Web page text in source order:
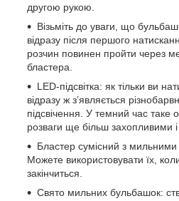
другою рукою.
Візьміть до уваги, що
відразу після першого
розчин повинен пройти через
бластера.
LED-підсвітка: як тільки ви
відразу ж з’являється
підсвічення. У темний час таке
розваги ще більш захопливими
Бластер сумісний з
Можете використовувати їх,
закінчиться.
Свято мильних бульбашок: